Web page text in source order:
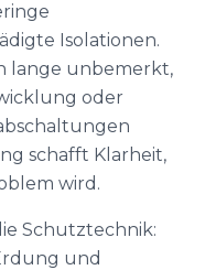
Isolationen.
lange unbemerkt,
oder
schafft Klarheit,
wird.
Schutztechnik:
und